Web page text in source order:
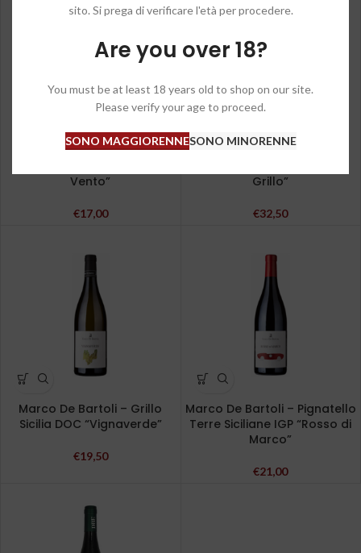
sito. Si prega di verificare l'età per procedere.
Are you over 18?
You must be at least 18 years old to shop on our site.
Please verify your age to proceed.
SONO MAGGIORENNESONO MINORENNE
Marco De Bartoli – Bianco
Vento”
€17,00
Grillo”
€32,50
Marco De Bartoli – Grillo
Sicilia DOC “Vignaverde”
€19,50
Marco De Bartoli – Pignatello
Terre Siciliane IGP “Rosso di
Marco”
€21,00